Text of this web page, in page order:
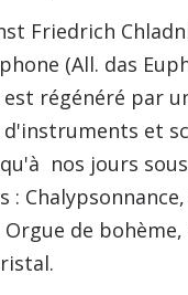
Friedrich
(All. das
régénéré par
d'instruments et
nos jours
:
Orgue de